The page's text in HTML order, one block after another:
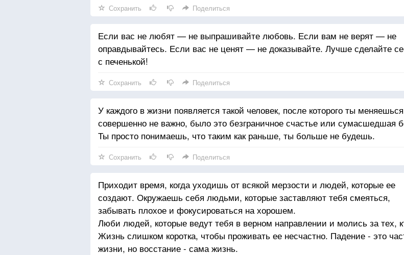
Сохранить Поделиться
Если вас не любят — не выпрашивайте любовь. Если вам не верят — не
оправдывайтесь. Если вас не ценят — не доказывайте. Лучше сделайте
с печенькой!
Сохранить Поделиться
У каждого в жизни появляется такой человек, после которого ты
совершенно не важно, было это безграничное счастье или сумасшедшая
Ты просто понимаешь, что таким как раньше, ты больше не будешь.
Сохранить Поделиться
Приходит время, когда уходишь от всякой мерзости и людей, которые ее
создают. Окружаешь себя людьми, которые заставляют тебя смеяться,
забывать плохое и фокусироваться на хорошем.
Люби людей, которые ведут тебя в верном направлении и молись за тех,
Жизнь слишком коротка, чтобы проживать ее несчастно. Падение - это
жизни, но восстание - сама жизнь.